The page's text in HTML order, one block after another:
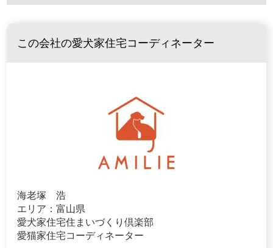
この会社の愛犬家住宅コーディネーター
海老塚 浩
エリア：富山県
愛犬家住宅住まいづくり倶楽部
愛猫家住宅コーディネーター